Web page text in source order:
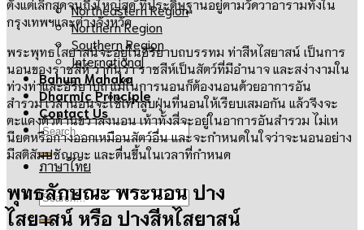
Northeastern Region
Northern Region
Southern Region
International
Bahum Mahaka
Dharmic Principle
Contact Us
ภาษาไทย
ตั้งแต่เล็กสุดจนถึงใหญ่สุด ที่ประดิษฐานอยู่ตามวัดวาอารามทั้งใน
กรุงเทพฯและต่างจังหวัด
พระพุทธไสยาสน์จะอยู่ในอิริยาบถบรรทม ท่าสีหไสยาสน์ เป็นการ
นอนของราชสีห์ ว่ากันว่า ราชสีห์เป็นสัตว์ที่มีอำนาจ และสง่างามใน
ท่วงท่าและอิริยาบถ แม้ในการนอนก็ต้องนอนด้วยอาการอัน
สำรวม เวลานอนจะใช้เท้าลูบฝุ่นที่นอนให้เรียบเสมอกัน แล้วจึงจะ
ตะแคงตัวด้านขวาลงนอน เท้าทั้งสี่จะอยู่ในอาการอันสำรวม ไม่เห
นียดหรือกางออกเหมือนสัตว์อื่น และจะกำหนดในใจว่าจะนอนอย่าง
มีสติสัมปชัญญะ และตื่นขึ้นในเวลาที่กำหนด
พุทธลักษณะ พระนอน ปาง
ไสยาสน์ หรือ ปางสีหไสยาสน์